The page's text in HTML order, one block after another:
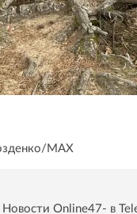
MAX
Новости Online47- в